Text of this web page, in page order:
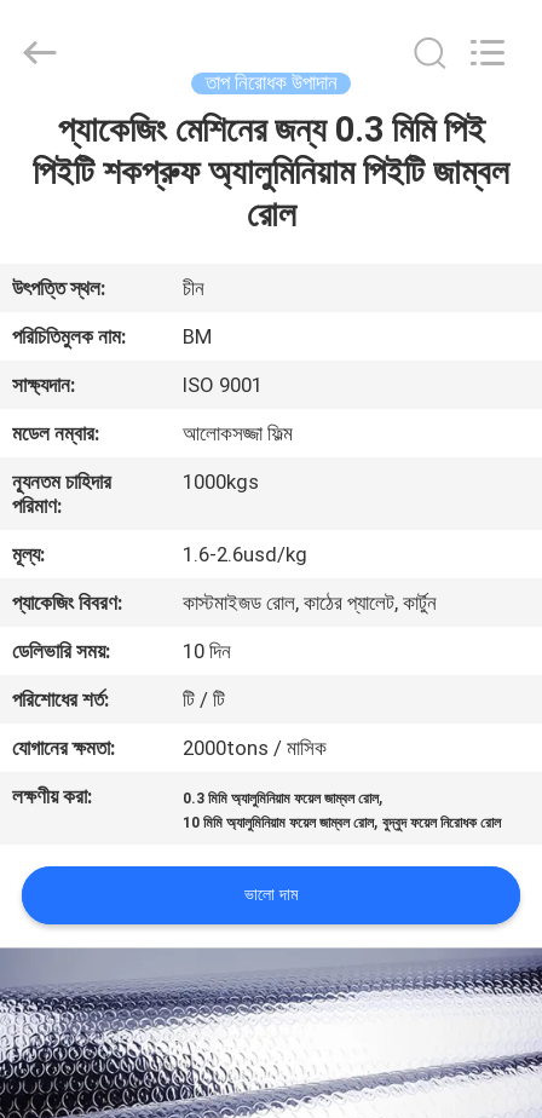
ভিডিও
সম্বন্ধে
কারখানা
গুণমান
নিয়ন্ত্রণ
সাথে
যোগাযোগ
খবর
উদ্ধৃতি
অনুরোধ
করুন
Exporting
তাপ নিরোধক উপাদান
প্যাকেজিং মেশিনের জন্য 0.3 মিমি পিই
পিইটি শকপ্রুফ অ্যালুমিনিয়াম পিইটি জাম্বল
রোল
উৎপত্তি স্থল:
চীন
পরিচিতিমুলক নাম:
BM
সাক্ষ্যদান:
ISO 9001
মডেল নম্বার:
আলোকসজ্জা ফিল্ম
ন্যূনতম চাহিদার
পরিমাণ:
1000kgs
মূল্য:
1.6-2.6usd/kg
প্যাকেজিং বিবরণ:
কাস্টমাইজড রোল, কাঠের প্যালেট, কার্টুন
ডেলিভারি সময়:
10 দিন
পরিশোধের শর্ত:
টি / টি
যোগানের ক্ষমতা:
2000tons / মাসিক
লক্ষণীয় করা:
0.3 মিমি অ্যালুমিনিয়াম ফয়েল জাম্বল রোল,
10 মিমি অ্যালুমিনিয়াম ফয়েল জাম্বল রোল,বুদ্বুদ ফয়েল নিরোধক রোল
ভালো দাম